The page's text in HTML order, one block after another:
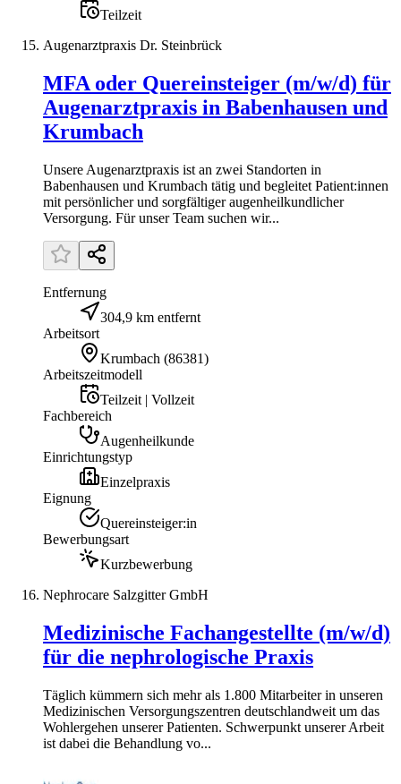
Teilzeit
Augenarztpraxis Dr. Steinbrück
MFA oder Quereinsteiger (m/w/d) für
Augenarztpraxis in Babenhausen und
Krumbach
Unsere Augenarztpraxis ist an zwei Standorten in
Babenhausen und Krumbach tätig und begleitet Patient:innen
mit persönlicher und sorgfältiger augenheilkundlicher
Versorgung. Für unser Team suchen wir...
Entfernung
304,9 km entfernt
Arbeitsort
Krumbach (86381)
Arbeitszeitmodell
Teilzeit | Vollzeit
Fachbereich
Augenheilkunde
Einrichtungstyp
Einzelpraxis
Eignung
Quereinsteiger:in
Bewerbungsart
Kurzbewerbung
Nephrocare Salzgitter GmbH
Medizinische Fachangestellte (m/w/d)
für die nephrologische Praxis
Täglich kümmern sich mehr als 1.800 Mitarbeiter in unseren
Medizinischen Versorgungszentren deutschlandweit um das
Wohlergehen unserer Patienten. Schwerpunkt unserer Arbeit
ist dabei die Behandlung vo...